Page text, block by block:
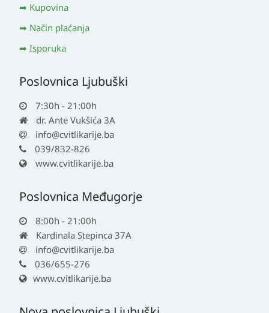
Kupovina
Način plaćanja
Isporuka
Poslovnica Ljubuški
7:30h - 21:00h
dr. Ante Vukšića 3A
info@cvitlikarije.ba
039/832-826
www.cvitlikarije.ba
Poslovnica Međugorje
8:00h - 21:00h
Kardinala Stepinca 37A
info@cvitlikarije.ba
036/655-276
www.cvitlikarije.ba